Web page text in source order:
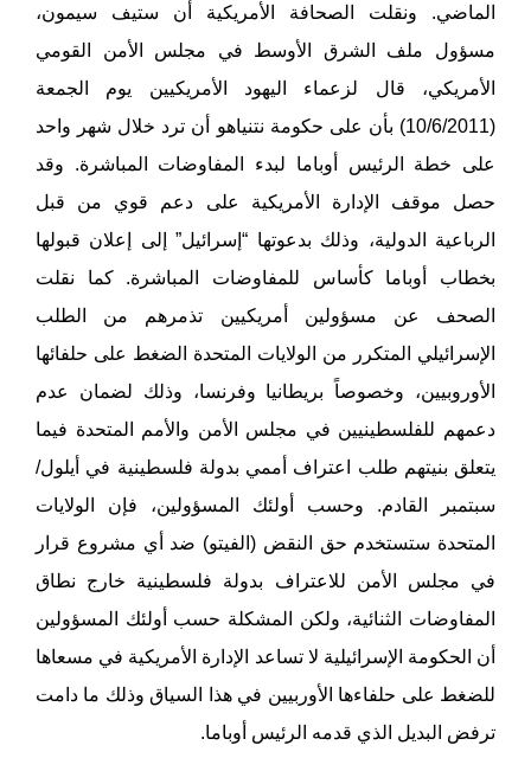
الماضي. ونقلت الصحافة الأمريكية أن ستيف سيمون،
مسؤول ملف الشرق الأوسط في مجلس الأمن القومي
الأمريكي، قال لزعماء اليهود الأمريكيين يوم الجمعة
(10/6/2011) بأن على حكومة نتنياهو أن ترد خلال شهر واحد
على خطة الرئيس أوباما لبدء المفاوضات المباشرة. وقد
حصل موقف الإدارة الأمريكية على دعم قوي من قبل
الرباعية الدولية، وذلك بدعوتها “إسرائيل” إلى إعلان قبولها
بخطاب أوباما كأساس للمفاوضات المباشرة. كما نقلت
الصحف عن مسؤولين أمريكيين تذمرهم من الطلب
الإسرائيلي المتكرر من الولايات المتحدة الضغط على حلفائها
الأوروبيين، وخصوصاً بريطانيا وفرنسا، وذلك لضمان عدم
دعمهم للفلسطينيين في مجلس الأمن والأمم المتحدة فيما
يتعلق بنيتهم طلب اعتراف أممي بدولة فلسطينية في أيلول/
سبتمبر القادم. وحسب أولئك المسؤولين، فإن الولايات
المتحدة ستستخدم حق النقض (الفيتو) ضد أي مشروع قرار
في مجلس الأمن للاعتراف بدولة فلسطينية خارج نطاق
المفاوضات الثنائية، ولكن المشكلة حسب أولئك المسؤولين
أن الحكومة الإسرائيلية لا تساعد الإدارة الأمريكية في مسعاها
للضغط على حلفاءها الأوربيين في هذا السياق وذلك ما دامت
ترفض البديل الذي قدمه الرئيس أوباما.